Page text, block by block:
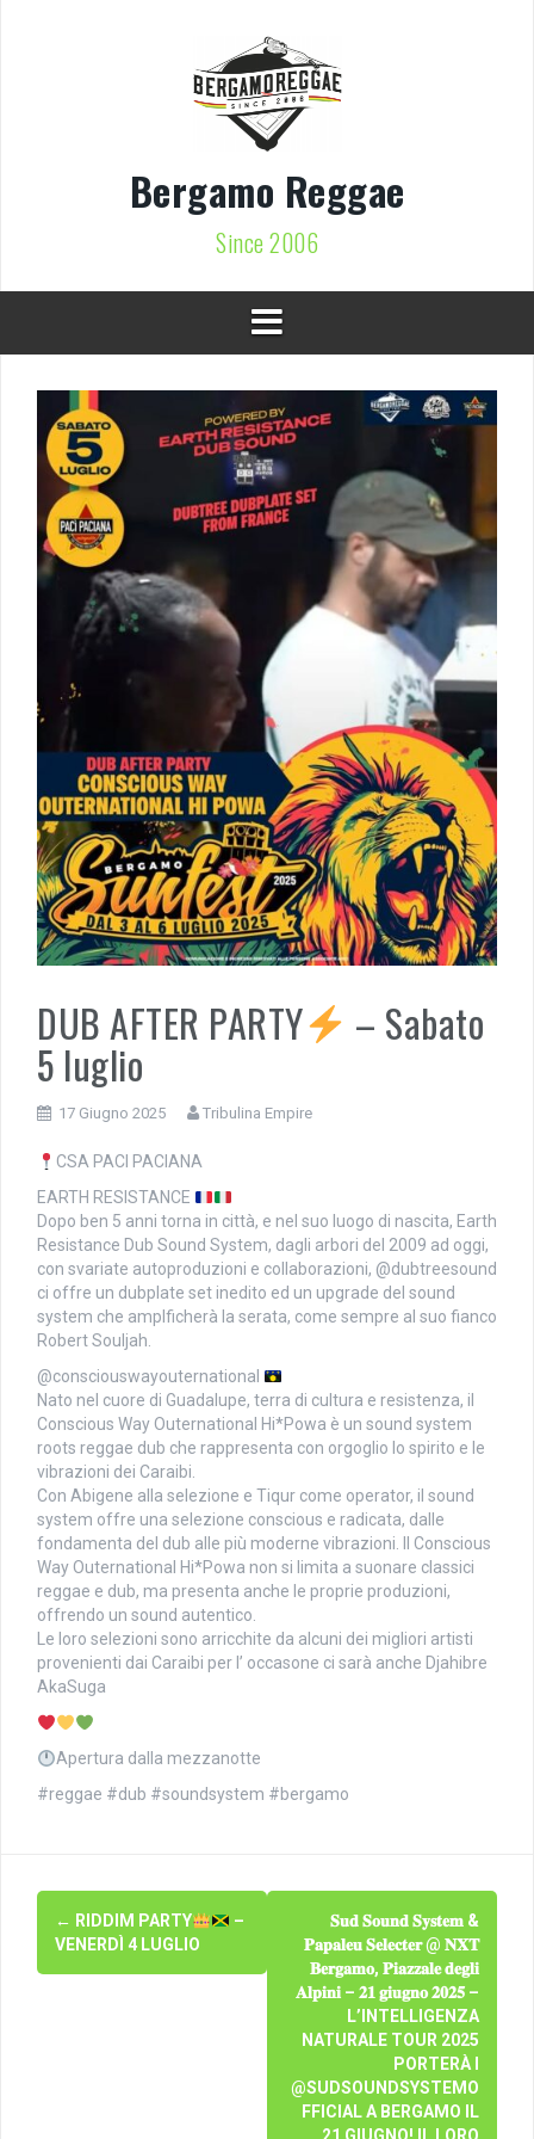
Bergamo Reggae
Since 2006
DUB AFTER PARTY – Sabato
5 luglio
17 Giugno 2025 Tribulina Empire
CSA PACI PACIANA
EARTH RESISTANCE
Dopo ben 5 anni torna in città, e nel suo luogo di nascita, Earth
Resistance Dub Sound System, dagli arbori del 2009 ad oggi,
con svariate autoproduzioni e collaborazioni, @dubtreesound
ci offre un dubplate set inedito ed un upgrade del sound
system che amplficherà la serata, come sempre al suo fianco
Robert Souljah.
@consciouswayouternational
Nato nel cuore di Guadalupe, terra di cultura e resistenza, il
Conscious Way Outernational Hi*Powa è un sound system
roots reggae dub che rappresenta con orgoglio lo spirito e le
vibrazioni dei Caraibi.
Con Abigene alla selezione e Tiqur come operator, il sound
system offre una selezione conscious e radicata, dalle
fondamenta del dub alle più moderne vibrazioni. Il Conscious
Way Outernational Hi*Powa non si limita a suonare classici
reggae e dub, ma presenta anche le proprie produzioni,
offrendo un sound autentico.
Le loro selezioni sono arricchite da alcuni dei migliori artisti
provenienti dai Caraibi per l’ occasone ci sarà anche Djahibre
AkaSuga
Apertura dalla mezzanotte
#reggae #dub #soundsystem #bergamo
Navigazione
articolo
← RIDDIM PARTY
–
VENERDÌ 4 LUGLIO
𝐒𝐮𝐝 𝐒𝐨𝐮𝐧𝐝 𝐒𝐲𝐬𝐭𝐞𝐦 &
𝐏𝐚𝐩𝐚𝐥𝐞𝐮 𝐒𝐞𝐥𝐞𝐜𝐭𝐞𝐫 @ 𝐍𝐗𝐓
𝐁𝐞𝐫𝐠𝐚𝐦𝐨, 𝐏𝐢𝐚𝐳𝐳𝐚𝐥𝐞 𝐝𝐞𝐠𝐥𝐢
𝐀𝐥𝐩𝐢𝐧𝐢 – 𝟐𝟏 𝐠𝐢𝐮𝐠𝐧𝐨 𝟐𝟎𝟐𝟓 –
L’INTELLIGENZA
NATURALE TOUR 2025
PORTERÀ I
@SUDSOUNDSYSTEMO
FFICIAL A BERGAMO IL